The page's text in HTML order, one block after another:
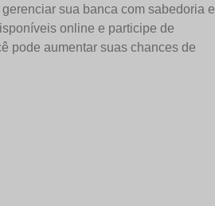
sua banca com sabedoria e
online e participe de
pode aumentar suas chances de